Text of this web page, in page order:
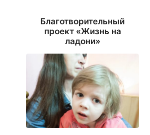
Благотворительный
проект «Жизнь на
ладони»